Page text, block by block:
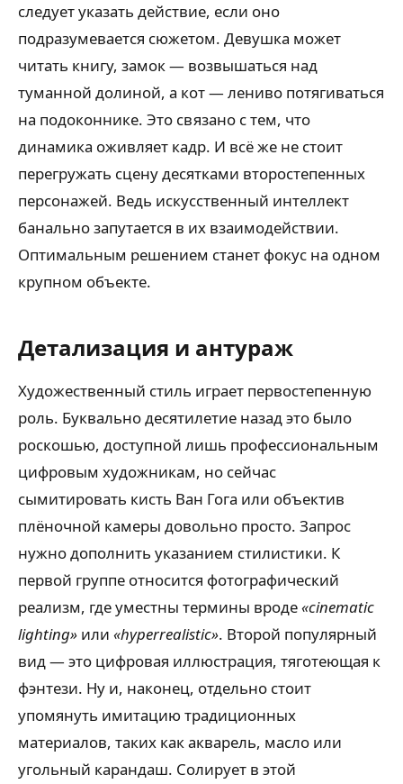
следует указать действие, если оно
подразумевается сюжетом. Девушка может
читать книгу, замок — возвышаться над
туманной долиной, а кот — лениво потягиваться
на подоконнике. Это связано с тем, что
динамика оживляет кадр. И всё же не стоит
перегружать сцену десятками второстепенных
персонажей. Ведь искусственный интеллект
банально запутается в их взаимодействии.
Оптимальным решением станет фокус на одном
крупном объекте.
Детализация и антураж
Художественный стиль играет первостепенную
роль. Буквально десятилетие назад это было
роскошью, доступной лишь профессиональным
цифровым художникам, но сейчас
сымитировать кисть Ван Гога или объектив
плёночной камеры довольно просто. Запрос
нужно дополнить указанием стилистики. К
первой группе относится фотографический
реализм, где уместны термины вроде«cinematic
lighting» или «hyperrealistic». Второй популярный
вид — это цифровая иллюстрация, тяготеющая к
фэнтези. Ну и, наконец, отдельно стоит
упомянуть имитацию традиционных
материалов, таких как акварель, масло или
угольный карандаш. Солирует в этой